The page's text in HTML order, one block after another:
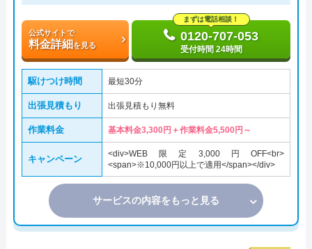
公式サイトで
料金詳細を見る
まずは電話相談！
0120-707-053
受付時間 24時間
駆けつけ時間 最短30分
出張見積もり 出張見積もり無料
作業料金 基本料金3,300円＋作業料金5,500円～
キャンペーン
<div>WEB限定3,000円OFF<br>
<span>※10,000円以上で適用</span></div>
サービスの内容をもっと見る